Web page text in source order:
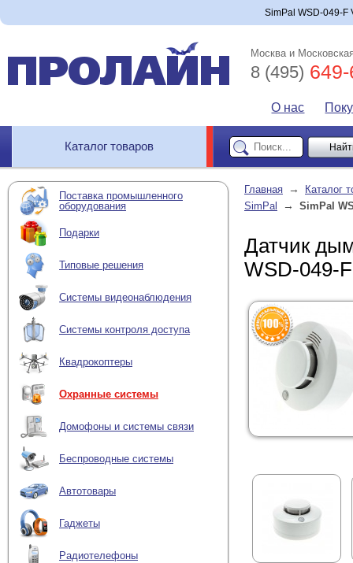
SimPal WSD-049-F
Москва и
8 (495)
О нас
Каталог товаров
Поставка промышленного
оборудования
Подарки
Типовые решения
Системы видеонаблюдения
Системы контроля доступа
Квадрокоптеры
Охранные системы
Домофоны и системы связи
Беспроводные системы
Автотовары
Гаджеты
Радиотелефоны
Главная →
Каталог
SimPal
→ SimPal
Датчик
WSD-049-